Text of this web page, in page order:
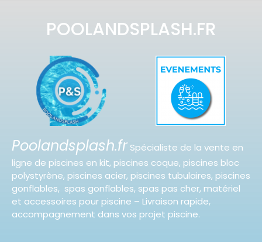
POOLANDSPLASH.FR
Poolandsplash.fr Spécialiste de la vente en
ligne de piscines en kit, piscines coque, piscines bloc
polystyrène, piscines acier, piscines tubulaires, piscines
gonflables, spas gonflables, spas pas cher, matériel
et accessoires pour piscine – Livraison rapide,
accompagnement dans vos projet piscine.